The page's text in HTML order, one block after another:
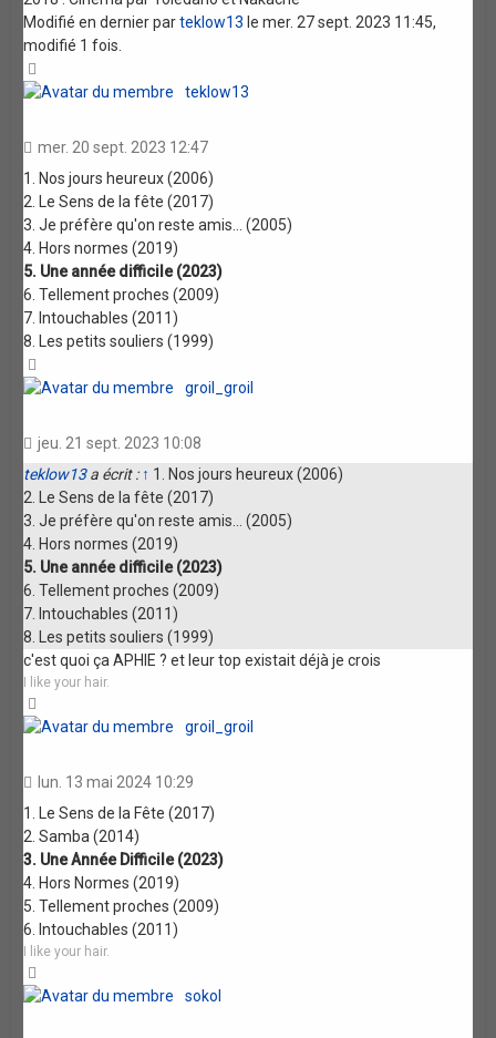
Modifié en dernier parteklow13 le mer. 27 sept. 2023 11:45,
modifié 1 fois.
teklow13
mer. 20 sept. 2023 12:47
1. Nos jours heureux (2006)
2. Le Sens de la fête (2017)
3. Je préfère qu'on reste amis... (2005)
4. Hors normes (2019)
5. Une année difficile (2023)
6. Tellement proches (2009)
7. Intouchables (2011)
8. Les petits souliers (1999)
groil_groil
jeu. 21 sept. 2023 10:08
teklow13a écrit : ↑ 1. Nos jours heureux (2006)
2. Le Sens de la fête (2017)
3. Je préfère qu'on reste amis... (2005)
4. Hors normes (2019)
5. Une année difficile (2023)
6. Tellement proches (2009)
7. Intouchables (2011)
8. Les petits souliers (1999)
c'est quoi ça APHIE ? et leur top existait déjà je crois
I like your hair.
groil_groil
lun. 13 mai 2024 10:29
1. Le Sens de la Fête (2017)
2. Samba (2014)
3. Une Année Difficile (2023)
4. Hors Normes (2019)
5. Tellement proches (2009)
6. Intouchables (2011)
I like your hair.
sokol